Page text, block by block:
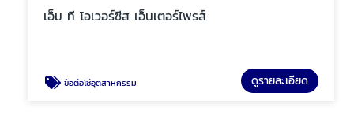
เอ็ม ที โอเวอร์ซีส เอ็นเตอร์ไพรส์
ข้อต่อโซ่อุตสาหกรรม ดูรายละเอียด